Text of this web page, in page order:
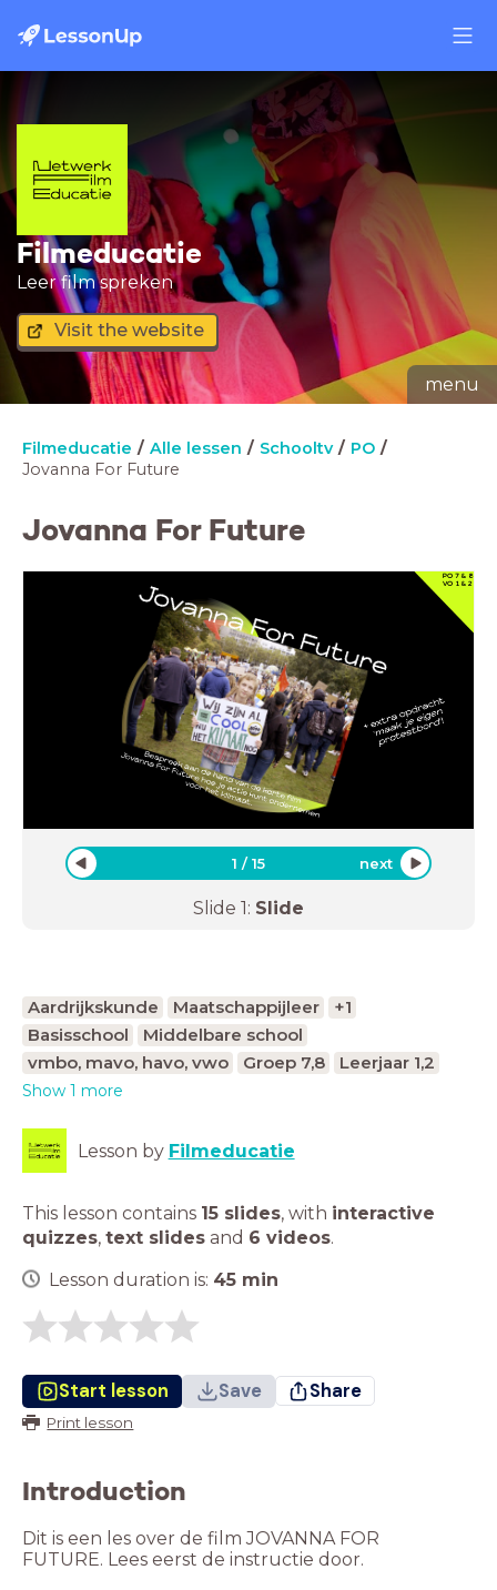
Filmeducatie
Leer film spreken
Visit the website
menu
Filmeducatie Alle lessen Schooltv
PO
Jovanna For Future
Jovanna For Future
PO 7 & 8
VO1 & 2
1 /15 next
Slide 1: Slide
Aardrijkskunde Maatschappijleer
+1
Basisschool
Middelbare school
vmbo, mavo, havo, vwo
Groep 7,8 Leerjaar 1,2
Show 1 more
Lesson by Filmeducatie
This lesson contains 15 slides, with interactive
quizzes, text slides and 6 videos.
Lesson duration is: 45 min
Start lesson Save Share
Print lesson
Introduction
Dit is een les over de film JOVANNA FOR
FUTURE. Lees eerst de instructie door.